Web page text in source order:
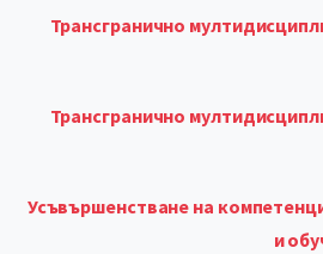
Трансгранично
Трансгранично
Усъвършенстване на
и